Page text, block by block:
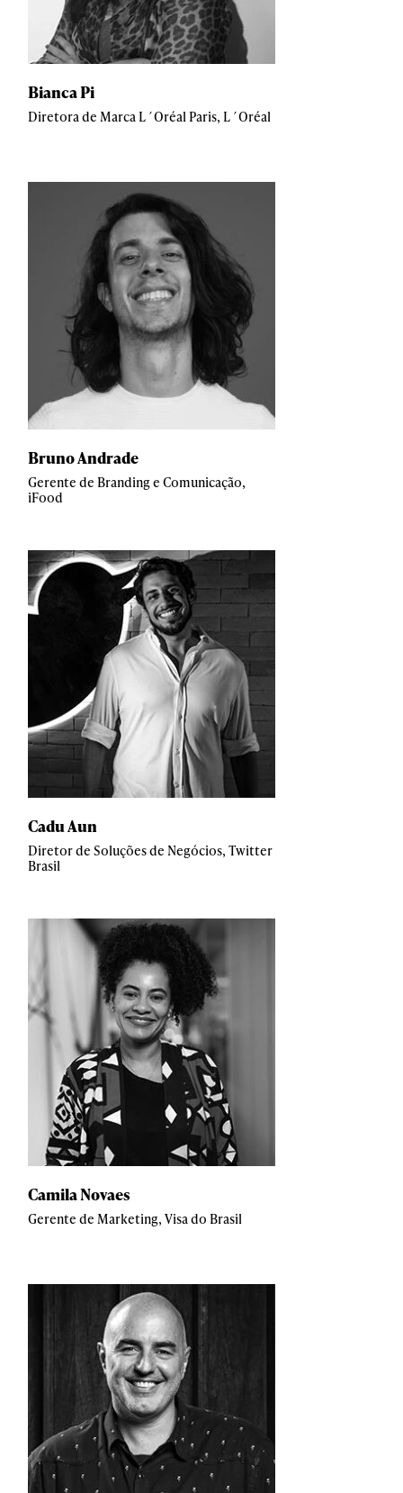
Bianca Pi
Diretora de Marca L´Oréal Paris, L´Oréal
Bruno Andrade
Gerente de Branding e Comunicação,
iFood
Cadu Aun
Diretor de Soluções de Negócios, Twitter
Brasil
Camila Novaes
Gerente de Marketing, Visa do Brasil